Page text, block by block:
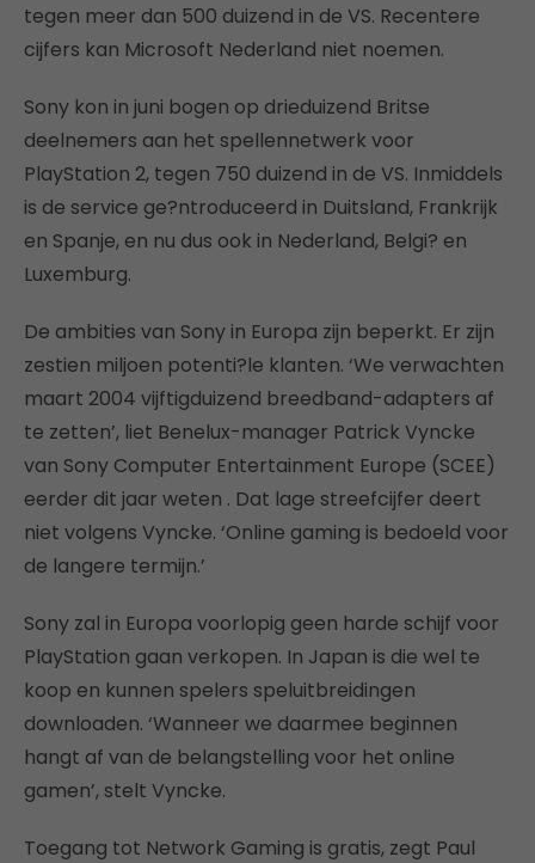
tegen meer dan 500 duizend in de VS. Recentere
cijfers kan Microsoft Nederland niet noemen.
Sony kon in juni bogen op drieduizend Britse
deelnemers aan het spellennetwerk voor
PlayStation 2, tegen 750 duizend in de VS. Inmiddels
is de service ge?ntroduceerd in Duitsland, Frankrijk
en Spanje, en nu dus ook in Nederland, Belgi? en
Luxemburg.
De ambities van Sony in Europa zijn beperkt. Er zijn
zestien miljoen potenti?le klanten. ‘We verwachten
maart 2004 vijftigduizend breedband-adapters af
te zetten’, liet Benelux-manager Patrick Vyncke
van Sony Computer Entertainment Europe (SCEE)
eerder dit jaar weten . Dat lage streefcijfer deert
niet volgens Vyncke. ‘Online gaming is bedoeld voor
de langere termijn.’
Sony zal in Europa voorlopig geen harde schijf voor
PlayStation gaan verkopen. In Japan is die wel te
koop en kunnen spelers speluitbreidingen
downloaden. ‘Wanneer we daarmee beginnen
hangt af van de belangstelling voor het online
gamen’, stelt Vyncke.
Toegang tot Network Gaming is gratis, zegt Paul